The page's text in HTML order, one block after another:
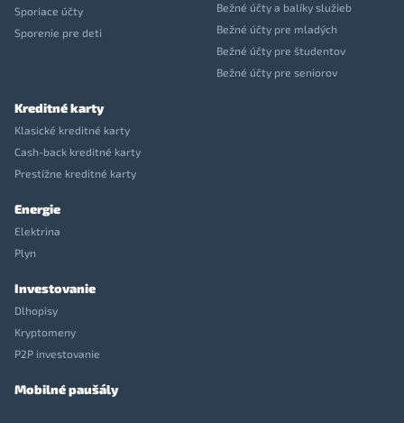
Sporiace účty
Sporenie pre deti
Bežné účty a balíky služieb
Bežné účty pre mladých
Bežné účty pre študentov
Bežné účty pre seniorov
Kreditné karty
Klasické kreditné karty
Cash-back kreditné karty
Prestížne kreditné karty
Energie
Elektrina
Plyn
Investovanie
Dlhopisy
Kryptomeny
P2P investovanie
Mobilné paušály